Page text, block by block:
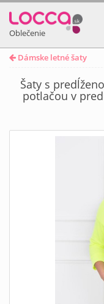
Oblečenie
Dámske letné šaty
Šaty s
potlačou v